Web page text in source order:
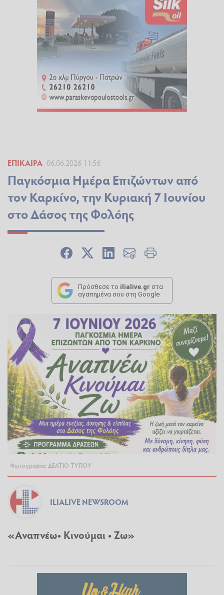
ΕΠΊΚΑΙΡΑ 06.06.2026 11:56
Παγκόσμια Ημέρα Επιζώντων από
τον Καρκίνο, την Κυριακή 7 Ιουνίου
στο Δάσος της Φολόης
Πρόσθεσε το ilialive.gr στα
αγαπημένα σου στη Google
Φωτογραφία: ΔΕΛΤΙΟ ΤΥΠΟΥ
ILIALIVE NEWSROOM
«Αναπνέω• Κινούμαι • Ζω»